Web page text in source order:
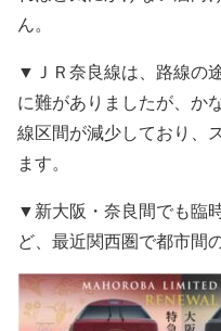
ん。
▼ＪＲ奈良線は、路線の
に難がありましたが、か
線区間が減少しており、
ます。
▼新大阪・奈良間でも臨
ど、最近関西圏で都市間